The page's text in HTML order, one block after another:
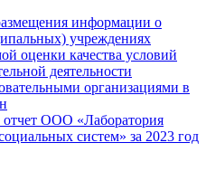
информации о
учреждениях
оценки качества условий
деятельности
организациями в
ООО «Лаборатория
систем» за 2023 год